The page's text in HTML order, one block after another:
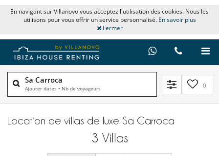
En navigant sur Villanovo vous acceptez l'utilisation des cookies. Nous les
utilisons pour vous offrir un service personnalisé. En savoir plus
Fermer
Sa Carroca
Ajouter dates • Nb de voyageurs 0
Location de villas de luxe Sa Carroca
3 Villas